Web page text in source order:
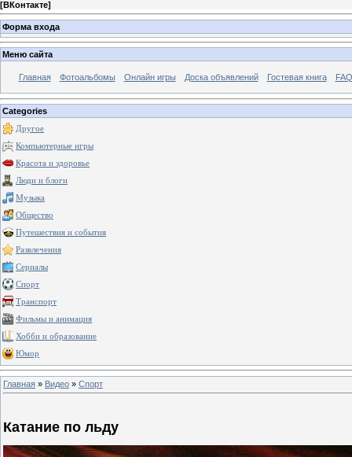
[ВКонтакте]
Форма входа
Меню сайта
Главная Фотоальбомы Онлайн игры Доска объявлений Гостевая книга
Categories
Другое
Компьютерные игры
Красота и здоровье
Люди и блоги
Музыка
Общество
Путешествия и события
Развлечения
Сериалы
Спорт
Транспорт
Фильмы и анимация
Хобби и образование
Юмор
Главная » Видео » Спорт
Катание по льду